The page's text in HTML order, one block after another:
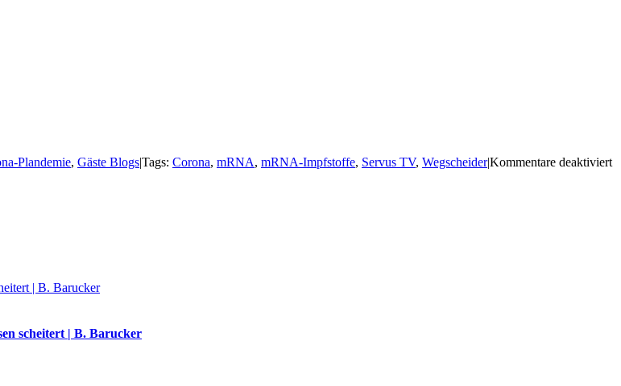
Plandemie, Gäste Blogs|Tags: Corona, mRNA, mRNA-Impfstoffe, Servus TV, Wegscheider|Kommentare deaktiviert
| B. Barucker
scheitert | B. Barucker